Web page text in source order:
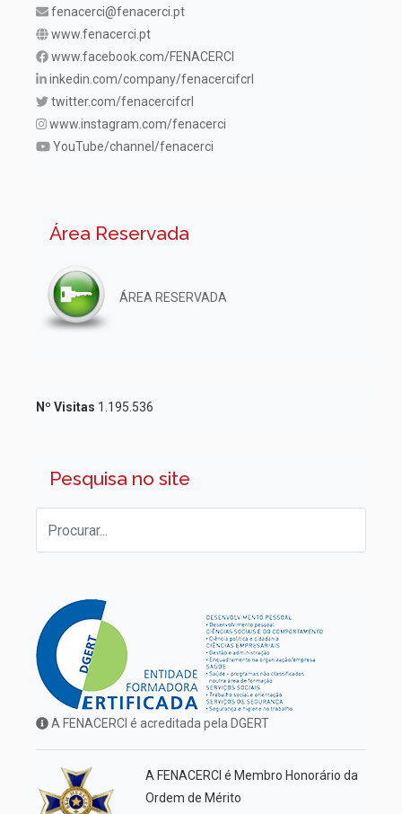
fenacerci@fenacerci.pt
www.fenacerci.pt
www.facebook.com/FENACERCI
inkedin.com/company/fenacercifcrl
twitter.com/fenacercifcrl
www.instagram.com/fenacerci
YouTube/channel/fenacerci
Área Reservada
ÁREA RESERVADA
Nº Visitas 1.195.536
Pesquisa no site
A FENACERCI é acreditada pela DGERT
A FENACERCI é Membro Honorário da
Ordem de Mérito